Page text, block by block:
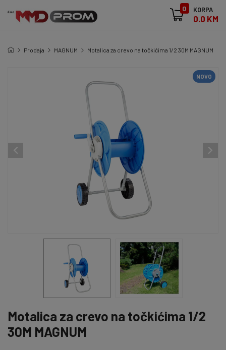
0 KORPA
0.0 KM
Prodaja MAGNUM Motalica za crevo na točkićima 1/2 30M MAGNUM
NOVO
NOVO
Motalica za crevo na točkićima 1/2
30M MAGNUM